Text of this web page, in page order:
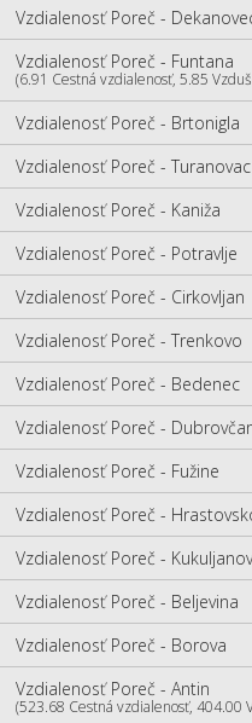
Vzdialenosť Poreč -
Vzdialenosť Poreč - Funtana
(6.91 Cestná vzdialenosť, 5.85
Vzdialenosť Poreč - Brtonigla
Vzdialenosť Poreč - Turanovac
Vzdialenosť Poreč - Kaniža
Vzdialenosť Poreč - Potravlje
Vzdialenosť Poreč - Cirkovljan
Vzdialenosť Poreč - Trenkovo
Vzdialenosť Poreč - Bedenec
Vzdialenosť Poreč -
Vzdialenosť Poreč - Fužine
Vzdialenosť Poreč -
Vzdialenosť Poreč -
Vzdialenosť Poreč - Beljevina
Vzdialenosť Poreč - Borova
Vzdialenosť Poreč - Antin
(523.68 Cestná vzdialenosť, 404.00